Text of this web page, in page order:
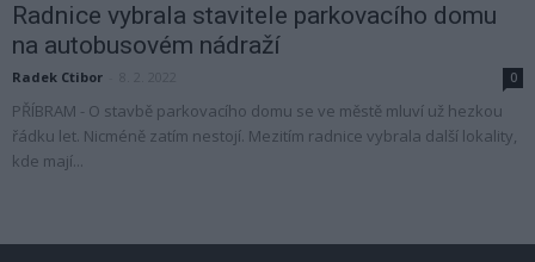
Radnice vybrala stavitele parkovacího domu
na autobusovém nádraží
Radek Ctibor 0
PŘÍBRAM - O stavbě parkovacího domu se ve městě mluví už hezkou
řádku let. Nicméně zatím nestojí. Mezitím radnice vybrala další lokality,
kde mají...